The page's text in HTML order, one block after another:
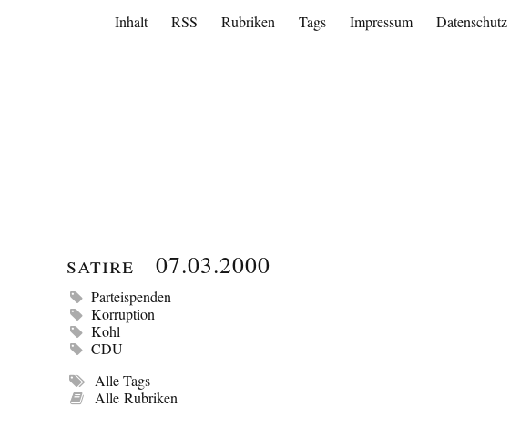
Inhalt RSS Rubriken Tags Impressum Datenschutz
Satire 07.03.2000
Parteispenden
Korruption
Kohl
CDU
Alle Tags
Alle Rubriken